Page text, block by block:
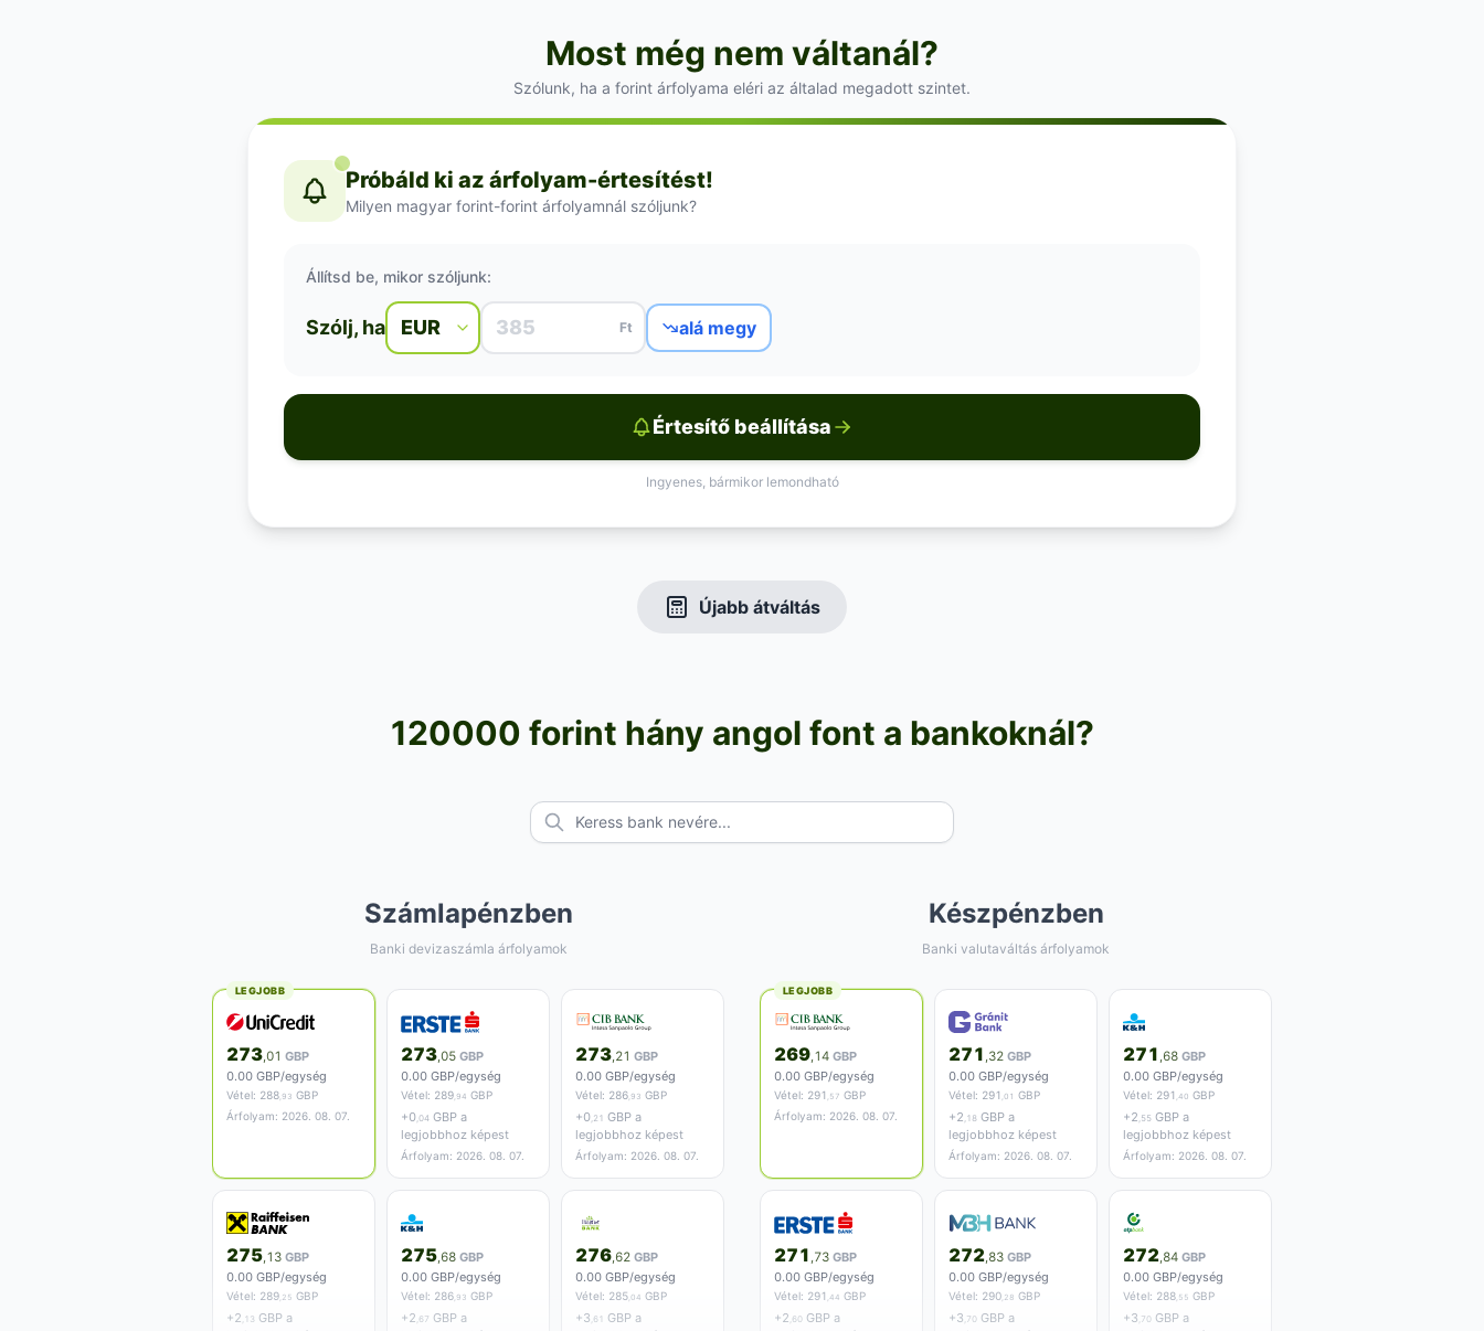
Most még nem váltanál?
Szólunk, ha a forint árfolyama eléri az általad megadott szintet.
Próbáld ki az árfolyam-értesítést!
Milyen magyar forint-forint árfolyamnál szóljunk?
Állítsd be, mikor szóljunk:
Szólj, ha Ft alá megy
Értesítő beállítása
Ingyenes, bármikor lemondható
Újabb átváltás
120000 forint hány angol font a bankoknál?
Számlapénzben
Banki devizaszámla árfolyamok
LEGJOBB
273 ,01 GBP
0.00 GBP/egység
Vétel: 288 ,93 GBP
Árfolyam: 2026. 08. 07.
273 ,05 GBP
0.00 GBP/egység
Vétel: 289 ,94 GBP
+0 ,04 GBP a
legjobbhoz képest
Árfolyam: 2026. 08. 07.
273 ,21 GBP
0.00 GBP/egység
Vétel: 286 ,93 GBP
+0 ,21 GBP a
legjobbhoz képest
Árfolyam: 2026. 08. 07.
275 ,13 GBP
0.00 GBP/egység
Vétel: 289 ,25 GBP
+2 ,13 GBP a
275 ,68 GBP
0.00 GBP/egység
Vétel: 286 ,93 GBP
+2 ,67 GBP a
276 ,62 GBP
0.00 GBP/egység
Vétel: 285 ,04 GBP
+3 ,61 GBP a
Készpénzben
Banki valutaváltás árfolyamok
LEGJOBB
269 ,14 GBP
0.00 GBP/egység
Vétel: 291 ,57 GBP
Árfolyam: 2026. 08. 07.
271 ,32 GBP
0.00 GBP/egység
Vétel: 291 ,01 GBP
+2 ,18 GBP a
legjobbhoz képest
Árfolyam: 2026. 08. 07.
271 ,68 GBP
0.00 GBP/egység
Vétel: 291 ,40 GBP
+2 ,55 GBP a
legjobbhoz képest
Árfolyam: 2026. 08. 07.
271 ,73 GBP
0.00 GBP/egység
Vétel: 291 ,44 GBP
+2 ,60 GBP a
272 ,83 GBP
0.00 GBP/egység
Vétel: 290 ,28 GBP
+3 ,70 GBP a
272 ,84 GBP
0.00 GBP/egység
Vétel: 288 ,55 GBP
+3 ,70 GBP a